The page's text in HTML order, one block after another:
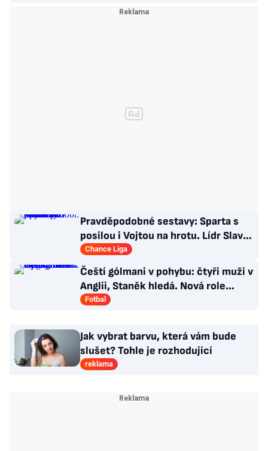
Pravděpodobné sestavy: Sparta s
posilou i Vojtou na hrotu. Lídr Slavie
už v základu
Chance Liga
Čeští gólmani v pohybu: čtyři muži v
Anglii, Staněk hledá. Nová role
Kinského
Fotbal
Jak vybrat barvu, která vám bude
slušet? Tohle je rozhodující
reklama